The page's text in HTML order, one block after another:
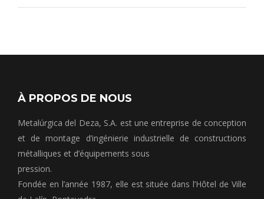
À PROPOS DE NOUS
Metalúrgica del Deza, S.A. est une entreprise de conception
et de montage d’ingénierie industrielle de constructions
métalliques et d’équipements sous
pression.
Fondée en l’année 1987, elle est située dans l’Hôtel de Ville